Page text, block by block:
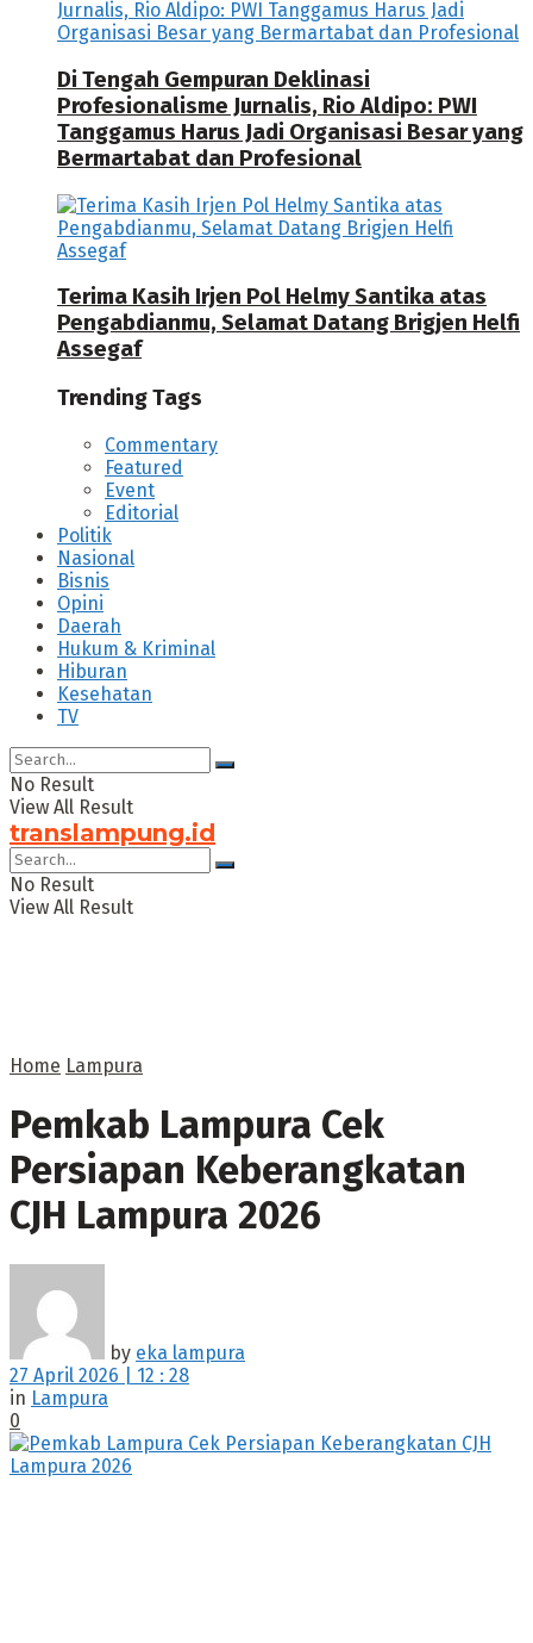
Di Tengah Gempuran Deklinasi
Profesionalisme Jurnalis, Rio Aldipo: PWI
Tanggamus Harus Jadi Organisasi Besar yang
Bermartabat dan Profesional
Terima Kasih Irjen Pol Helmy Santika atas
Pengabdianmu, Selamat Datang Brigjen Helfi
Assegaf
Trending Tags
Commentary
Featured
Event
Editorial
Politik
Nasional
Bisnis
Opini
Daerah
Hukum & Kriminal
Hiburan
Kesehatan
TV
No Result
View All Result
translampung.id
No Result
View All Result
Home Lampura
Pemkab Lampura Cek
Persiapan Keberangkatan
CJH Lampura 2026
by eka lampura
27 April 2026 | 12 : 28
in Lampura
0